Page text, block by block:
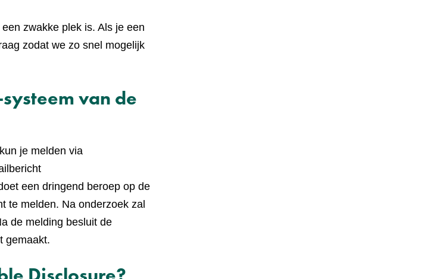
zwakke plek is. Als je een
zodat we zo snel mogelijk
van de
je melden via
een dringend beroep op de
te melden. Na onderzoek zal
de melding besluit de
gemaakt.